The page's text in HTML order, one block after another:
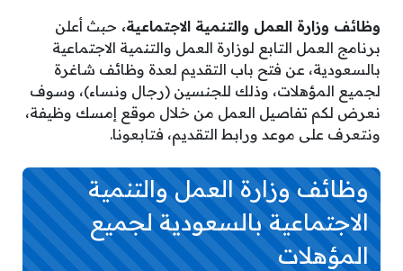
وظائف وزارة العمل والتنمية الاجتماعية، حبث أعلن
برنامج العمل التابع لوزارة العمل والتنمية الاجتماعية
بالسعودية، عن فتح باب التقديم لعدة وظائف شاغرة
لجميع المؤهلات، وذلك للجنسين (رجال ونساء)، وسوف
نعرض لكم تفاصيل العمل من خلال موقع إمسك وظيفة،
ونتعرف على موعد ورابط التقديم، فتابعونا.
وظائف وزارة العمل والتنمية
الاجتماعية بالسعودية لجميع
المؤهلات